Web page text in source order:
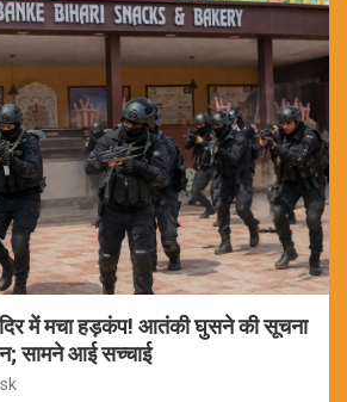
में मचा हड़कंप! आतंकी घुसने की सूचना
सामने आई सच्चाई